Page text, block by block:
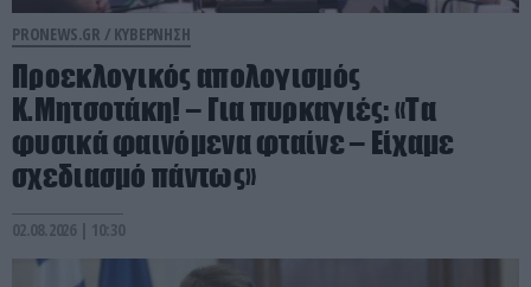
PRONEWS.GR / ΚΥΒΕΡΝΗΣΗ
Προεκλογικός απολογισμός
Κ.Μητσοτάκη! – Για πυρκαγιές: «Τα
φυσικά φαινόμενα φταίνε – Είχαμε
σχεδιασμό πάντως»
02.08.2026 | 10:30